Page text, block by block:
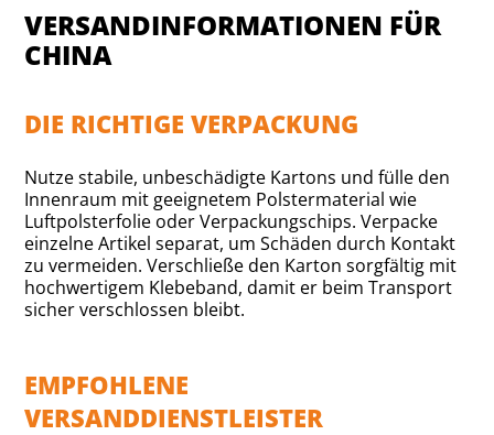
VERSANDINFORMATIONEN FÜR
CHINA
DIE RICHTIGE VERPACKUNG
Nutze stabile, unbeschädigte Kartons und fülle den
Innenraum mit geeignetem Polstermaterial wie
Luftpolsterfolie oder Verpackungschips. Verpacke
einzelne Artikel separat, um Schäden durch Kontakt
zu vermeiden. Verschließe den Karton sorgfältig mit
hochwertigem Klebeband, damit er beim Transport
sicher verschlossen bleibt.
EMPFOHLENE
VERSANDDIENSTLEISTER